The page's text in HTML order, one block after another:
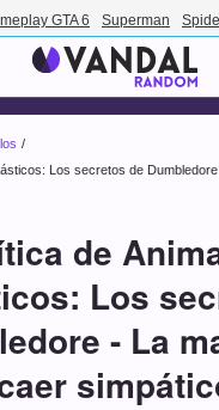
GTA 6 Superman
Los secretos de
de
Los
- La